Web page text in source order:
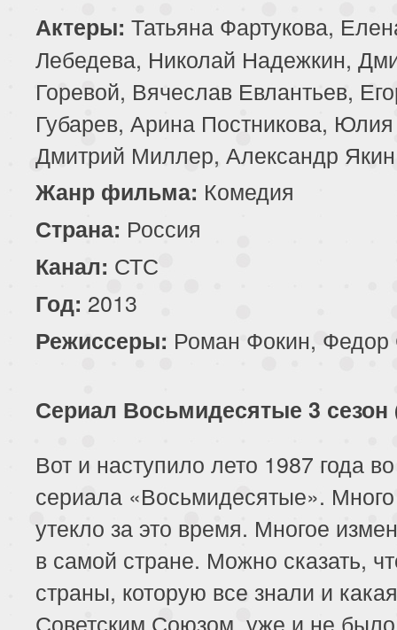
Актеры: Татьяна Фартукова,
Лебедева, Николай Надежкин,
Горевой, Вячеслав Евлантьев,
Губарев, Арина Постникова,
Дмитрий Миллер, Александр Якин
Жанр фильма: Комедия
Страна: Россия
Канал: СТС
Год: 2013
Режиссеры: Роман Фокин, Федор
Сериал Восьмидесятые 3 сезон
Вот и наступило лето 1987 года
сериала «Восьмидесятые».
утекло за это время. Многое
в самой стране. Можно сказать,
страны, которую все знали и
Советским Союзом, уже и не